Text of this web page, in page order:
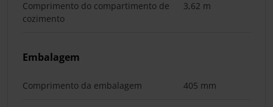
Comprimento do compartimento de
cozimento
3,62 m
Embalagem
Comprimento da embalagem 405 mm